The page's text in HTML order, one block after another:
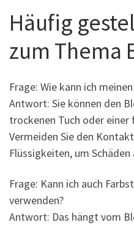
Häufig
zum Thema
Frage: Wie kann ich
Antwort: Sie können den
trockenen Tuch oder einer
Vermeiden Sie den
Flüssigkeiten, um
Frage: Kann ich auch
verwenden?
Antwort: Das hängt vom